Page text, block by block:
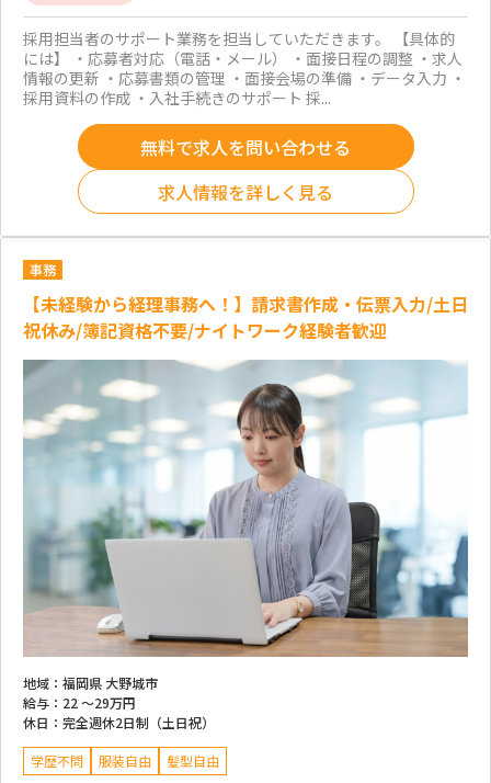
採用担当者のサポート業務を担当していただきます。 【具体的
には】 ・応募者対応（電話・メール） ・面接日程の調整 ・求人
情報の更新 ・応募書類の管理 ・面接会場の準備 ・データ入力 ・
採用資料の作成 ・入社手続きのサポート 採...
無料で求人を問い合わせる
求人情報を詳しく見る
事務
【未経験から経理事務へ！】請求書作成・伝票入力/土日
祝休み/簿記資格不要/ナイトワーク経験者歓迎
地域： 福岡県 大野城市
給与： 22 ～29万円
休日： 完全週休2日制（土日祝）
学歴不問 服装自由 髪型自由